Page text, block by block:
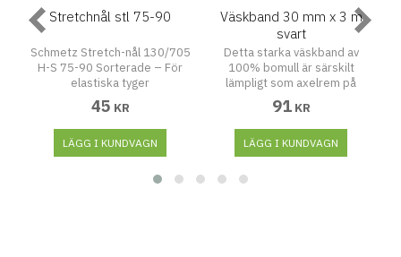
Stretchnål stl 75-90
Schmetz Stretch-nål 130/705
H-S 75-90 Sorterade – För
elastiska tyger
Denna Stretch-nål är
designad för att ge en sömlös
och pålitlig
sömnadsupplevelse på
elastiska och högelastiska
material. Nålen har en speciell
45 KR
LÄGG I KUNDVAGN
Väskband 30 mm x 3 m
svart
Detta starka väskband av
100% bomull är särskilt
lämpligt som axelrem på
ryggsäckar, sportväskor, som
bälte och mycket mer.
91 KR
LÄGG I KUNDVAGN